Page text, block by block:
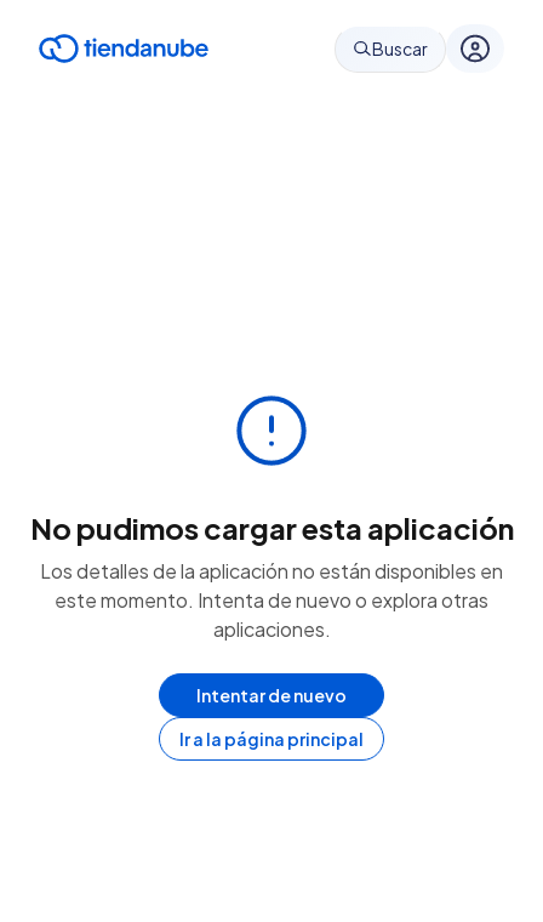
Buscar
No pudimos cargar esta aplicación
Los detalles de la aplicación no están disponibles en
este momento. Intenta de nuevo o explora otras
aplicaciones.
Intentar de nuevo
Ir a la página principal